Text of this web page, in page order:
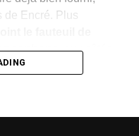
de Encré. Plus
, aux côtés
africaine comme